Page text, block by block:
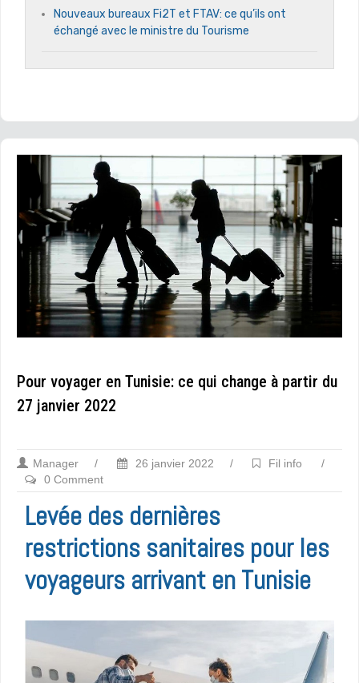
Nouveaux bureaux Fi2T et FTAV: ce qu’ils ont
échangé avec le ministre du Tourisme
Pour voyager en Tunisie: ce qui change à partir du
27 janvier 2022
Manager / 26 janvier 2022 / Fil info
/
0 Comment
Levée des dernières
restrictions sanitaires pour les
voyageurs arrivant en Tunisie